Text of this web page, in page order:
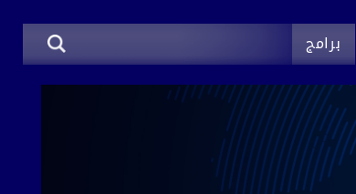
برامج